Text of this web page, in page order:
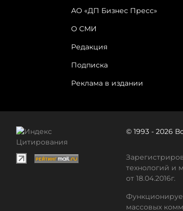
АО «ДП Бизнес Пресс»
О СМИ
Редакция
Подписка
Реклама в издании
© 1993 - 2026
технологий и
от 18.04.2016г.
массовых